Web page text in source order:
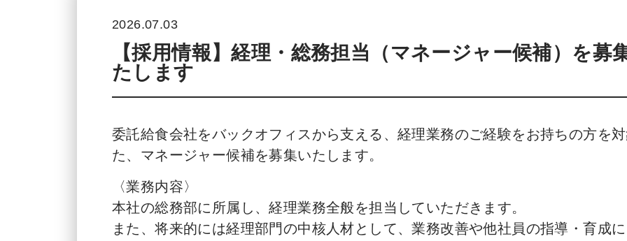
2026.07.03
【採用情報】経理・総務担当（マネージャー候補）を募
たします
委託給食会社をバックオフィスから支える、経理業務のご経験をお持ちの方を
た、マネージャー候補を募集いたします。
〈業務内容〉
本社の総務部に所属し、経理業務全般を担当していただきます。
また、将来的には経理部門の中核人材として、業務改善や他社員の指導・育成